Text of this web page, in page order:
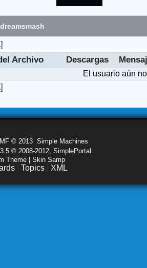
]
Archivo
Descargas
El usuario aún
]
© 2013 Simple Machines
© 2008-2012, SimplePortal
Theme | Skin Samp
Topics XML